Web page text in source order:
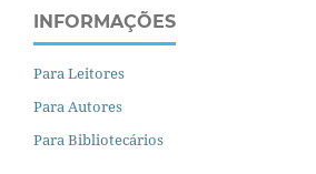
INFORMAÇÕES
Para Leitores
Para Autores
Para Bibliotecários